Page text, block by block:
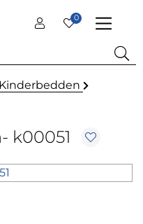
0
Kinderbedden
k00051